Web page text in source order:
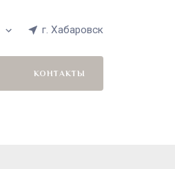
г. Хабаровск
КОНТАКТЫ